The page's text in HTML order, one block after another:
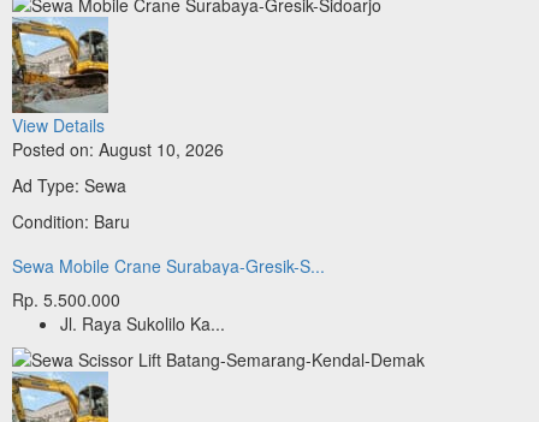
View Details
Posted on: August 10, 2026
Ad Type: Sewa
Condition: Baru
Sewa Mobile Crane Surabaya-Gresik-S...
Rp. 5.500.000
Jl. Raya Sukolilo Ka...